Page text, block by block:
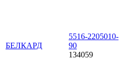
БЕЛКАРД
5516-2205010-
90
134059